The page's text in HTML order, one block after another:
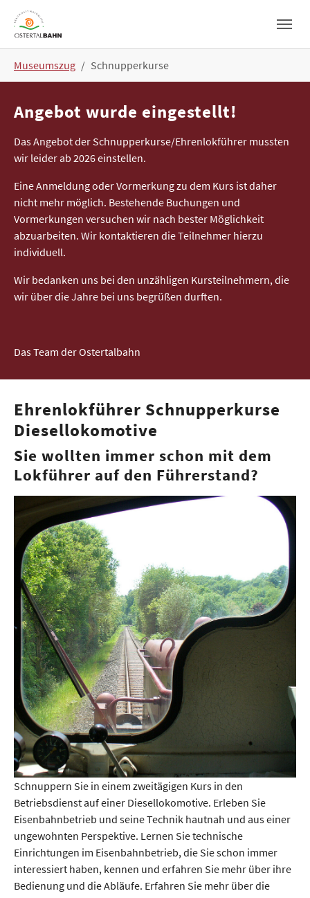
Skip to main navigation
Skip to main content
Skip to page footer
Museumszug Schnupperkurse
Angebot wurde eingestellt!
Das Angebot der Schnupperkurse/Ehrenlokführer mussten
wir leider ab 2026 einstellen.
Eine Anmeldung oder Vormerkung zu dem Kurs ist daher
nicht mehr möglich. Bestehende Buchungen und
Vormerkungen versuchen wir nach bester Möglichkeit
abzuarbeiten. Wir kontaktieren die Teilnehmer hierzu
individuell.
Wir bedanken uns bei den unzähligen Kursteilnehmern, die
wir über die Jahre bei uns begrüßen durften.
Das Team der Ostertalbahn
Ehrenlokführer Schnupperkurse
Diesellokomotive
Sie wollten immer schon mit dem
Lokführer auf den Führerstand?
Schnuppern Sie in einem zweitägigen Kurs in den
Betriebsdienst auf einer Diesellokomotive. Erleben Sie
Eisenbahnbetrieb und seine Technik hautnah und aus einer
ungewohnten Perspektive. Lernen Sie technische
Einrichtungen im Eisenbahnbetrieb, die Sie schon immer
interessiert haben, kennen und erfahren Sie mehr über ihre
Bedienung und die Abläufe. Erfahren Sie mehr über die